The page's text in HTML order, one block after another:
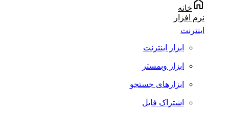
خانه
نرم افزار
اینترنت
ابزار اینترنت
ابزار وبمستر
ابزارهای جستجو
اشتراک فایل